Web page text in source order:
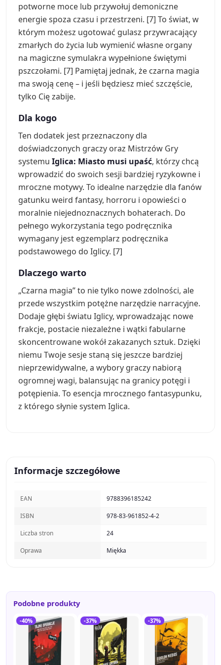
potworne moce lub przywołuj demoniczne
energie spoza czasu i przestrzeni. [7] To świat, w
którym możesz ugotować gulasz przywracający
zmarłych do życia lub wymienić własne organy
na magiczne symulakra wypełnione świętymi
pszczołami. [7] Pamiętaj jednak, że czarna magia
ma swoją cenę – i jeśli będziesz mieć szczęście,
tylko Cię zabije.
Dla kogo
Ten dodatek jest przeznaczony dla
doświadczonych graczy oraz Mistrzów Gry
systemu Iglica: Miasto musi upaść, którzy chcą
wprowadzić do swoich sesji bardziej ryzykowne i
mroczne motywy. To idealne narzędzie dla fanów
gatunku weird fantasy, horroru i opowieści o
moralnie niejednoznacznych bohaterach. Do
pełnego wykorzystania tego podręcznika
wymagany jest egzemplarz podręcznika
podstawowego do Iglicy. [7]
Dlaczego warto
„Czarna magia” to nie tylko nowe zdolności, ale
przede wszystkim potężne narzędzie narracyjne.
Dodaje głębi światu Iglicy, wprowadzając nowe
frakcje, postacie niezależne i wątki fabularne
skoncentrowane wokół zakazanych sztuk. Dzięki
niemu Twoje sesje staną się jeszcze bardziej
nieprzewidywalne, a wybory graczy nabiorą
ogromnej wagi, balansując na granicy potęgi i
potępienia. To esencja mrocznego fantasypunku,
z którego słynie system Iglica.
Informacje szczegółowe
EAN 9788396185242
ISBN 978-83-961852-4-2
Liczba stron 24
Oprawa Miękka
Podobne produkty
-40% -37% -37%